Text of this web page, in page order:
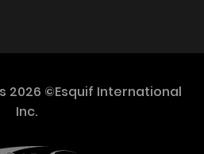
2026 ©Esquif International
Inc.